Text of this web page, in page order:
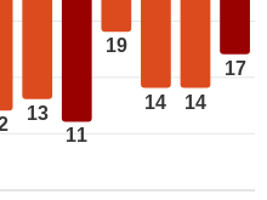
13
11
19
14 14
17